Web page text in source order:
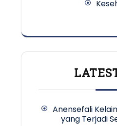
Anensefali
yang Terjadi